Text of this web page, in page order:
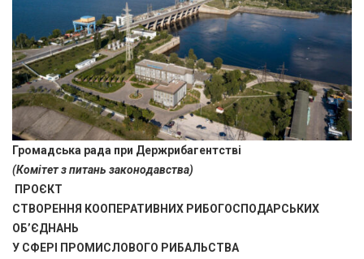
Громадська рада при Держрибагентстві
(Комітет з питань законодавства)
ПРОЄКТ
СТВОРЕННЯ КООПЕРАТИВНИХ РИБОГОСПОДАРСЬКИХ
ОБ’ЄДНАНЬ
У СФЕРІ ПРОМИСЛОВОГО РИБАЛЬСТВА